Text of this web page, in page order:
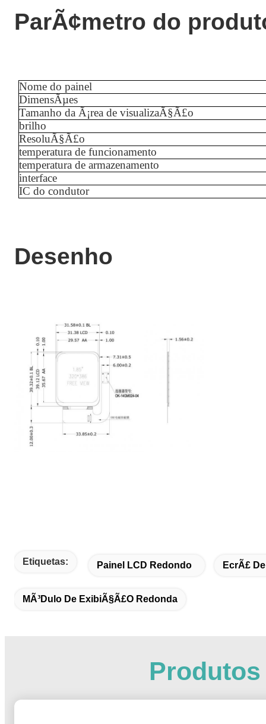
ParÃ¢metro do
Nome do painel
DimensÃµes
Tamanho da Ã¡rea de visualizaÃ§Ã£o
brilho
ResoluÃ§Ã£o
temperatura de funcionamento
temperatura de armazenamento
interface
IC do condutor
Desenho
Etiquetas: Painel LCD Redondo EcrÃ£
MÃ³dulo De ExibiÃ§Ã£o Redonda